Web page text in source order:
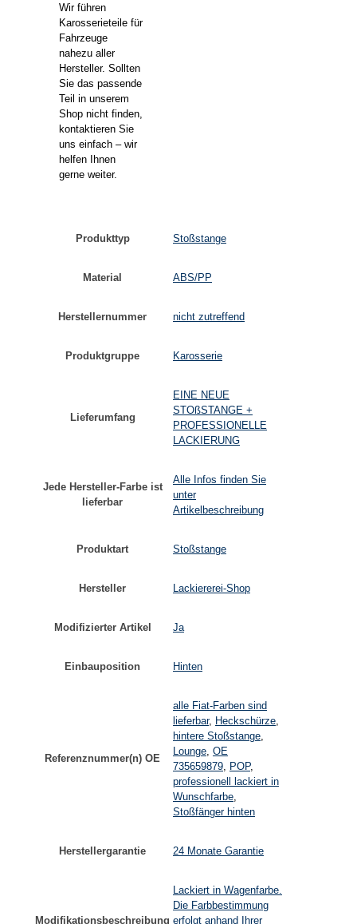
Wir führen
Karosserieteile für
Fahrzeuge
nahezu aller
Hersteller. Sollten
Sie das passende
Teil in unserem
Shop nicht finden,
kontaktieren Sie
uns einfach – wir
helfen Ihnen
gerne weiter.
Produkttyp Stoßstange
Material ABS/PP
Herstellernummer nicht zutreffend
Produktgruppe Karosserie
Lieferumfang
EINE NEUE
STOßSTANGE +
PROFESSIONELLE
LACKIERUNG
Jede Hersteller-Farbe ist
lieferbar
Alle Infos finden Sie
unter
Artikelbeschreibung
Produktart Stoßstange
Hersteller Lackiererei-Shop
Modifizierter Artikel Ja
Einbauposition Hinten
Referenznummer(n) OE
alle Fiat-Farben sind
lieferbar, Heckschürze
hintere Stoßstange
Lounge OE
735659879 POP,
professionell lackiert in
Wunschfarbe
Stoßfänger hinten
Herstellergarantie 24 Monate Garantie
Modifikationsbeschreibung
Lackiert in Wagenfarbe.
Die Farbbestimmung
erfolgt anhand Ihrer